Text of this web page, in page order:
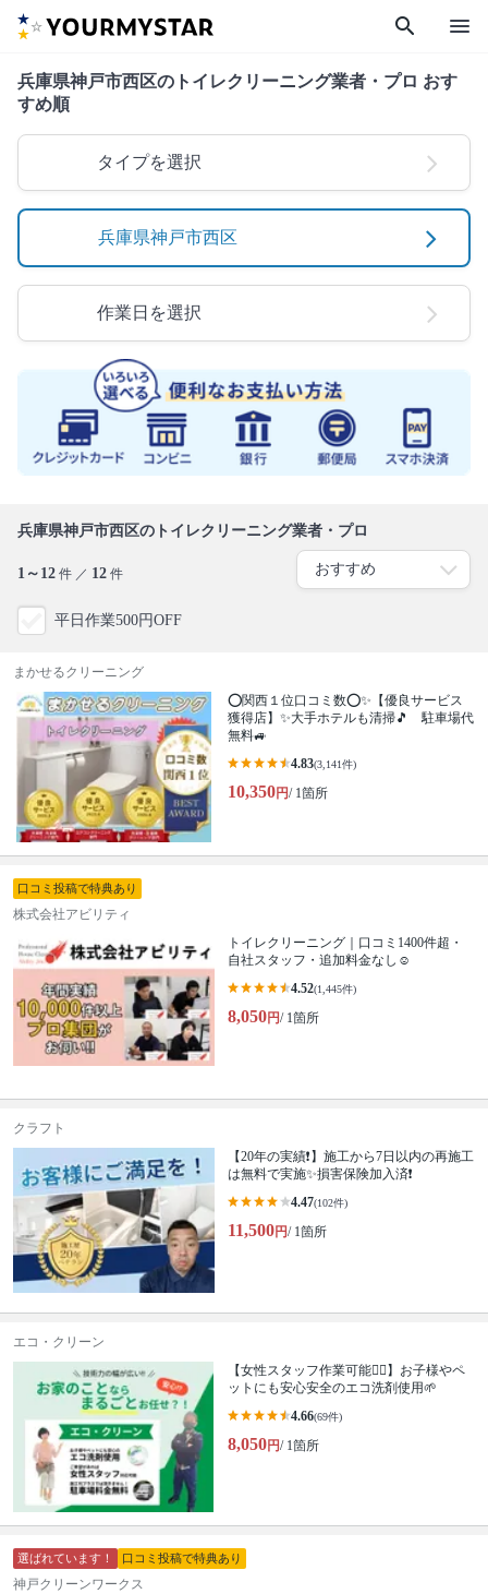
search menu
兵庫県神戸市西区のトイレクリーニング業者・プロ おす
すめ順
タイプを選択
兵庫県神戸市西区
作業日を選択
兵庫県神戸市西区のトイレクリーニング業者・プロ
1～12 件 ／ 12 件
平日作業500円OFF
まかせるクリーニング
⭕関西１位口コミ数⭕✨【優良サービス
獲得店】✨大手ホテルも清掃🎵 駐車場代
無料🚙
4.83(3,141件)
10,350円/ 1箇所
口コミ投稿で特典あり
株式会社アビリティ
トイレクリーニング｜口コミ1400件超・
自社スタッフ・追加料金なし☺️
4.52(1,445件)
8,050円/ 1箇所
クラフト
【20年の実績❗️】施工から7日以内の再施工
は無料で実施✨損害保険加入済❗️
4.47(102件)
11,500円/ 1箇所
エコ・クリーン
【女性スタッフ作業可能🙆‍♀️】お子様やペ
ットにも安心安全のエコ洗剤使用🌱
4.66(69件)
8,050円/ 1箇所
選ばれています！ 口コミ投稿で特典あり
神戸クリーンワークス